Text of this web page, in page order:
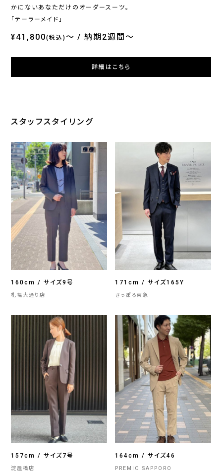
かにないあなただけのオーダースーツ。
「テーラーメイド」
¥41,800(税込)～ 納期2週間～
詳細はこちら
スタッフスタイリング
160cm / サイズ9号
札幌大通り店
171cm / サイズ165Y
さっぽろ東急
157cm / サイズ7号
淀屋橋店
164cm / サイズ46
PREMIO SAPPORO